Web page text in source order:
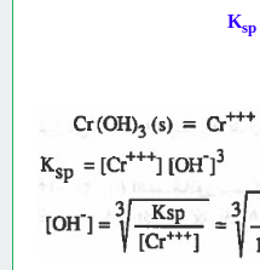
sp